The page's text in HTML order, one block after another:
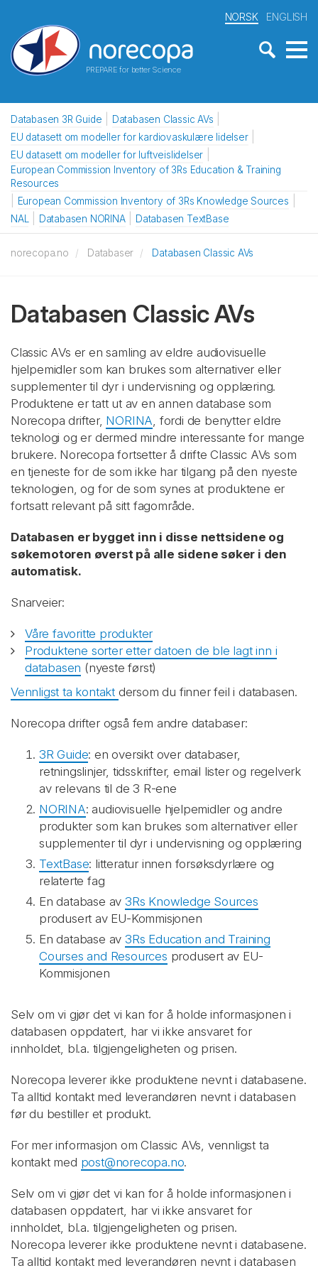
PREPARE for better Science
NORSK ENGLISH
Databasen 3R Guide
Databasen Classic AVs
EU datasett om modeller for kardiovaskulære lidelser
EU datasett om modeller for luftveislidelser
European Commission Inventory of 3Rs Education & Training
Resources
European Commission Inventory of 3Rs Knowledge Sources
NAL
Databasen NORINA Databasen TextBase
norecopa.no Databaser Databasen Classic AVs
Databasen Classic AVs
Classic AVs er en samling av eldre audiovisuelle
hjelpemidler som kan brukes som alternativer eller
supplementer til dyr i undervisning og opplæring.
Produktene er tatt ut av en annen database som
Norecopa drifter, NORINA, fordi de benytter eldre
teknologi og er dermed mindre interessante for mange
brukere. Norecopa fortsetter å drifte Classic AVs som
en tjeneste for de som ikke har tilgang på den nyeste
teknologien, og for de som synes at produktene er
fortsatt relevant på sitt fagområde.
Databasen er bygget inn i disse nettsidene og
søkemotoren øverst på alle sidene søker i den
automatisk.
Snarveier:
Våre favoritte produkter
Produktene sorter etter datoen de ble lagt inn i
databasen (nyeste først)
Vennligst ta kontakt dersom du finner feil i databasen.
Norecopa drifter også fem andre databaser:
3R Guide: en oversikt over databaser,
retningslinjer, tidsskrifter, email lister og regelverk
av relevans til de 3 R-ene
NORINA: audiovisuelle hjelpemidler og andre
produkter som kan brukes som alternativer eller
supplementer til dyr i undervisning og opplæring
TextBase: litteratur innen forsøksdyrlære og
relaterte fag
En database av 3Rs Knowledge Sources
produsert av EU-Kommisjonen
En database av 3Rs Education and Training
Courses and Resources produsert av EU-
Kommisjonen
Selv om vi gjør det vi kan for å holde informasjonen i
databasen oppdatert, har vi ikke ansvaret for
innholdet, bl.a. tilgjengeligheten og prisen.
Norecopa leverer ikke produktene nevnt i databasene.
Ta alltid kontakt med leverandøren nevnt i databasen
før du bestiller et produkt.
For mer informasjon om Classic AVs, vennligst ta
kontakt med post@norecopa.no.
Selv om vi gjør det vi kan for å holde informasjonen i
databasen oppdatert, har vi ikke ansvaret for
innholdet, bl.a. tilgjengeligheten og prisen.
Norecopa leverer ikke produktene nevnt i databasene.
Ta alltid kontakt med leverandøren nevnt i databasen